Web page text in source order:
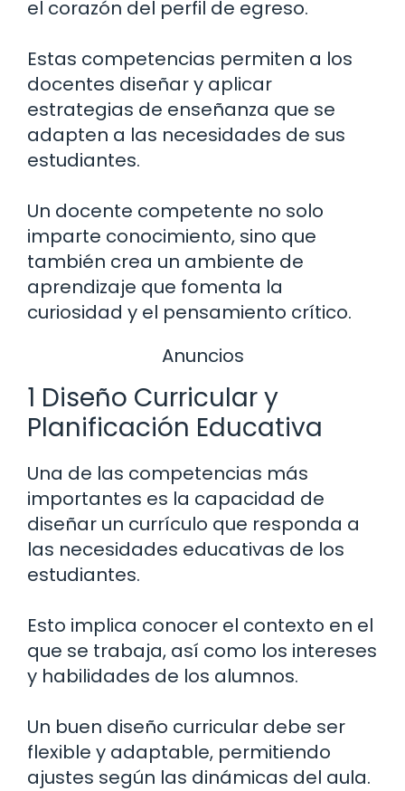
el corazón del perfil de egreso.
Estas competencias permiten a los
docentes diseñar y aplicar
estrategias de enseñanza que se
adapten a las necesidades de sus
estudiantes.
Un docente competente no solo
imparte conocimiento, sino que
también crea un ambiente de
aprendizaje que fomenta la
curiosidad y el pensamiento crítico.
Anuncios
1 Diseño Curricular y
Planificación Educativa
Una de las competencias más
importantes es la capacidad de
diseñar un currículo que responda a
las necesidades educativas de los
estudiantes.
Esto implica conocer el contexto en el
que se trabaja, así como los intereses
y habilidades de los alumnos.
Un buen diseño curricular debe ser
flexible y adaptable, permitiendo
ajustes según las dinámicas del aula.